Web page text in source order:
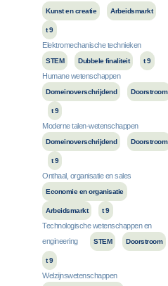
Kunst en creatie Arbeidsmarkt
t 9
Elektromechanische technieken
STEM Dubbele finaliteit t 9
Humane wetenschappen
Domeinoverschrijdend Doorstroom
t 9
Moderne talen-wetenschappen
Domeinoverschrijdend Doorstroom
t 9
Onthaal, organisatie en sales
Economie en organisatie
Arbeidsmarkt t 9
Technologische wetenschappen en
engineering
STEM Doorstroom
t 9
Welzijnswetenschappen